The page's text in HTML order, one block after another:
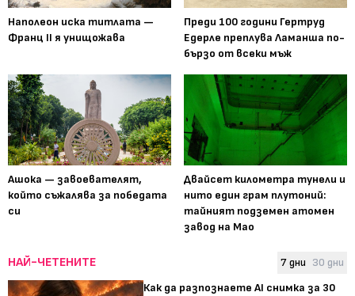
Наполеон иска титлата —
Франц II я унищожава
Преди 100 години Гертруд
Едерле преплува Ламанша по-
бързо от всеки мъж
Ашока — завоевателят,
който съжалява за победата
си
Двайсет километра тунели и
нито един грам плутоний:
тайният подземен атомен
завод на Мао
НАЙ-ЧЕТЕНИТЕ 7 дни 30 дни
Как да разпознаете AI снимка за 30